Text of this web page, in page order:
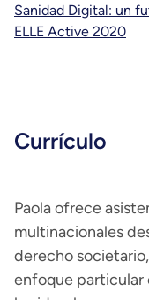
Sanidad Digital: un
ELLE Active 2020
Currículo
Paola ofrece
multinacionales
derecho
enfoque particular